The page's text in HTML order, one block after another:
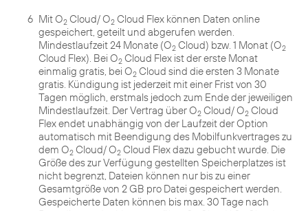
6 Mit O2 Cloud/ O2 Cloud Flex können Daten online
gespeichert, geteilt und abgerufen werden.
Mindestlaufzeit 24 Monate (O2 Cloud) bzw. 1 Monat (O2
Cloud Flex). Bei O2 Cloud Flex ist der erste Monat
einmalig gratis, bei O2 Cloud sind die ersten 3 Monate
gratis. Kündigung ist jederzeit mit einer Frist von 30
Tagen möglich, erstmals jedoch zum Ende der jeweiligen
Mindestlaufzeit. Der Vertrag über O2 Cloud/ O2 Cloud
Flex endet unabhängig von der Laufzeit der Option
automatisch mit Beendigung des Mobilfunkvertrages zu
dem O2 Cloud/ O2 Cloud Flex dazu gebucht wurde. Die
Größe des zur Verfügung gestellten Speicherplatzes ist
nicht begrenzt, Dateien können nur bis zu einer
Gesamtgröße von 2 GB pro Datei gespeichert werden.
Gespeicherte Daten können bis max. 30 Tage nach